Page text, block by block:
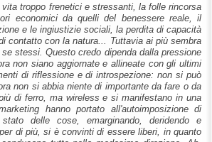
troppo frenetici e stressanti, la folle rincorsa
economici da quelli del benessere reale, il
e le ingiustizie sociali, la perdita di capacità
contatto con la natura... Tuttavia ai più sembra
stessi. Questo credo dipenda dalla pressione
non siano aggiornate e allineate con gli ultimi
di riflessione e di introspezione: non si può
non si abbia niente di importante da fare o da
di ferro, ma wireless e si manifestano in una
hanno portato all'autoimposizione di
delle cose, emarginando, deridendo e
di più, si è convinti di essere liberi, in quanto